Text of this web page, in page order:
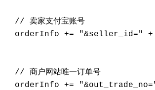
  // 卖家支付宝账号
orderInfo += "&seller_id="
  // 商户网站唯一订单号
orderInfo +=